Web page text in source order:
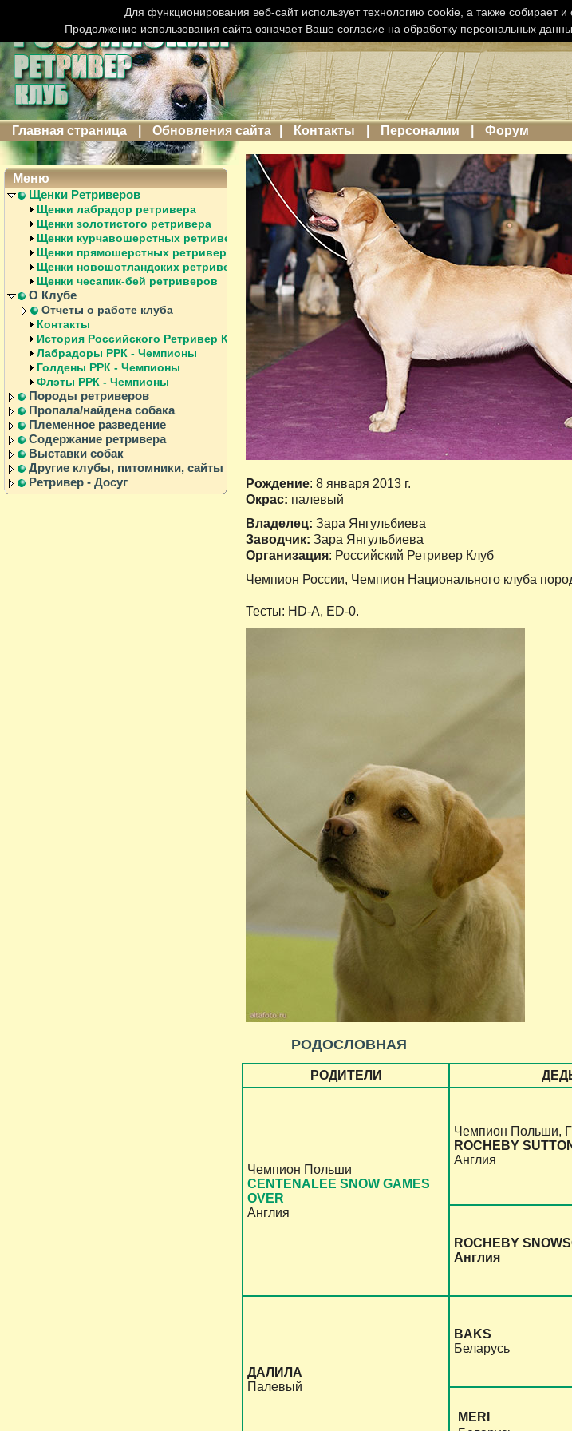
Главная страница Обновления сайта Контакты Персоналии Форум
Рождение: 8 января 2013 г.
Окрас: палевый
Владелец: Зара Янгульбиева
Заводчик: Зара Янгульбиева
Организация: Российский Ретривер Клуб
Чемпион России, Чемпион Национального клуба
Тесты: HD-A, ED-0.
РОДОСЛОВНАЯ
РОДИТЕЛИ
Чемпион Польши
CENTENALEE SNOW GAMES
OVER
Англия
Чемпион Польши,
ROCHEBY
Англия
ROCHEBY
Англия
ДАЛИЛА
Палевый
BAKS
Беларусь
MERI
Меню
Щенки Ретриверов
Щенки лабрадор ретривера
Щенки золотистого ретривера
Щенки курчавошерстных ретриверов
Щенки прямошерстных ретриверов
Щенки новошотландских ретриверов
Щенки чесапик-бей ретриверов
О Клубе
Отчеты о работе клуба
Контакты
История Российского Ретривер Клуба
Лабрадоры РРК - Чемпионы
Голдены РРК - Чемпионы
Флэты РРК - Чемпионы
Породы ретриверов
Пропала/найдена собака
Племенное разведение
Содержание ретривера
Выставки собак
Другие клубы, питомники, сайты
Ретривер - Досуг
Для функционирования веб-сайт использует технологию cookie, а также собирает
Продолжение использования сайта означает Ваше согласие на обработку персональных